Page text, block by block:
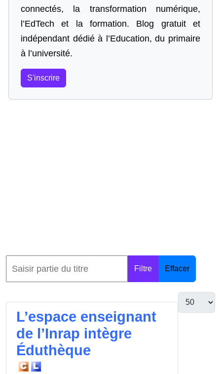
connectés, la transformation numérique,
l’EdTech et la formation. Blog gratuit et
indépendant dédié à l’Education, du primaire
à l’université.
S'inscrire
Filtre Effacer
L’espace enseignant
de l’Inrap intègre
Éduthèque